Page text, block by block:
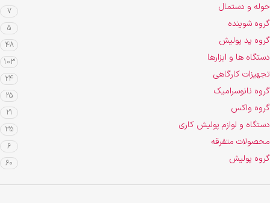
حوله و دستمال 7
گروه شوینده 5
گروه پد پولیش 48
دستگاه ها و ابزارها 103
تجهیزات کارگاهی 24
گروه نانوسرامیک 25
گروه واکس 21
دستگاه و لوازم پولیش کاری 35
محصولات متفرقه 6
گروه پولیش 60